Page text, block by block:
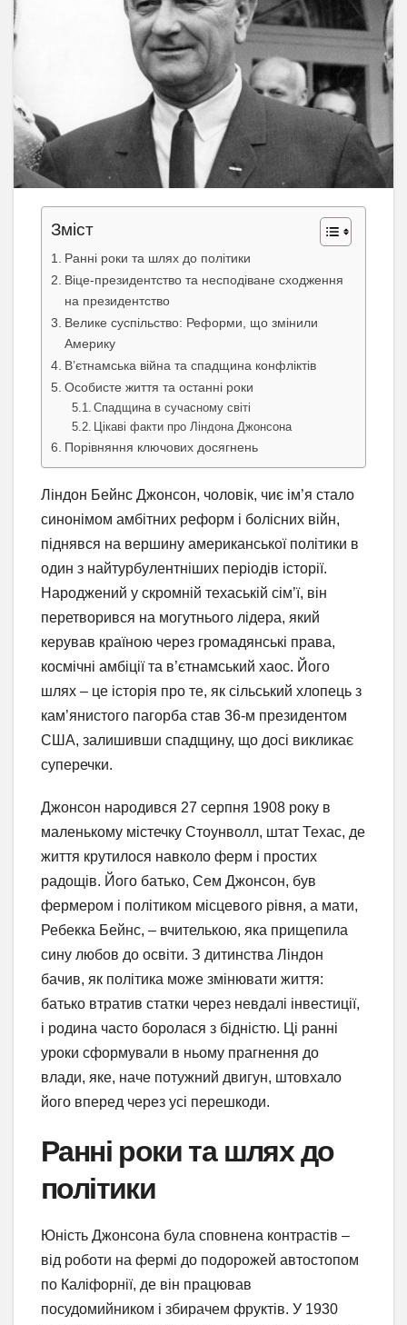
Зміст
Ранні роки та шлях до політики
Віце-президентство та несподіване сходження
на президентство
Велике суспільство: Реформи, що змінили
Америку
В’єтнамська війна та спадщина конфліктів
Особисте життя та останні роки
Спадщина в сучасному світі
Цікаві факти про Ліндона Джонсона
Порівняння ключових досягнень
Ліндон Бейнс Джонсон, чоловік, чиє ім’я стало
синонімом амбітних реформ і болісних війн,
піднявся на вершину американської політики в
один з найтурбулентніших періодів історії.
Народжений у скромній техаській сім’ї, він
перетворився на могутнього лідера, який
керував країною через громадянські права,
космічні амбіції та в’єтнамський хаос. Його
шлях – це історія про те, як сільський хлопець з
кам’янистого пагорба став 36-м президентом
США, залишивши спадщину, що досі викликає
суперечки.
Джонсон народився 27 серпня 1908 року в
маленькому містечку Стоунволл, штат Техас, де
життя крутилося навколо ферм і простих
радощів. Його батько, Сем Джонсон, був
фермером і політиком місцевого рівня, а мати,
Ребекка Бейнс, – вчителькою, яка прищепила
сину любов до освіти. З дитинства Ліндон
бачив, як політика може змінювати життя:
батько втратив статки через невдалі інвестиції,
і родина часто боролася з бідністю. Ці ранні
уроки сформували в ньому прагнення до
влади, яке, наче потужний двигун, штовхало
його вперед через усі перешкоди.
Ранні роки та шлях до
політики
Юність Джонсона була сповнена контрастів –
від роботи на фермі до подорожей автостопом
по Каліфорнії, де він працював
посудомийником і збирачем фруктів. У 1930